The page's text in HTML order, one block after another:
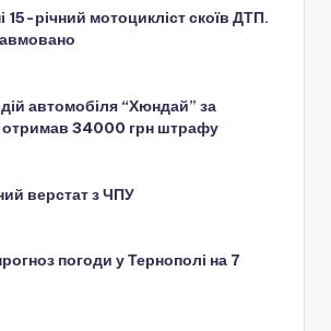
15-річний мотоцикліст скоїв ДТП.
автомобіля “Хюндай” за
отримав 34000 грн штрафу
верстат з ЧПУ
погоди у Тернополі на 7